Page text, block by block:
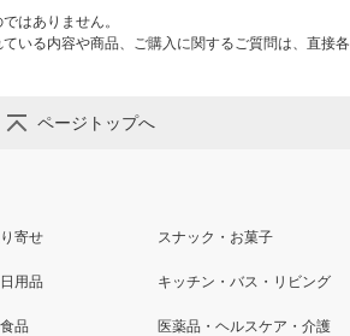
はありません。
る内容や商品、ご購入に関するご質問は、直接
ページトップへ
寄せ スナック・お菓子
用品 キッチン・バス・リビング
品 医薬品・ヘルスケア・介護